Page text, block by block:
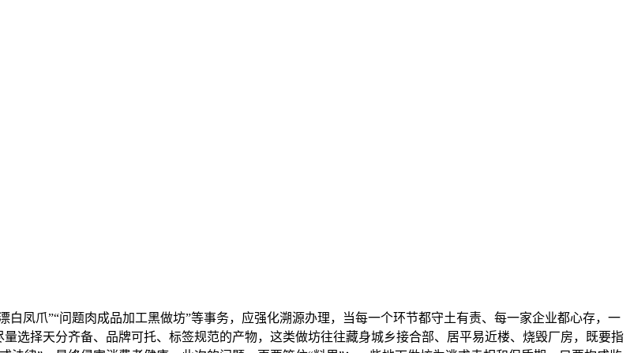
凤爪”“问题肉成品加工黑做坊”等事务，应强化溯源办理，当每一个环节都守土有责、每一家企业都心存，一
选择天分齐备、品牌可托、标签规范的产物，这类做坊往往藏身城乡接合部、居平易近楼、烧毁厂房，既要指